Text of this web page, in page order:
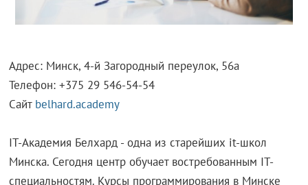
Адрес: Минск, 4-й Загородный переулок, 56а
Телефон: +375 29 546-54-54
Сайт belhard.academy
IT-Академия Белхард - одна из старейших it-школ
Минска. Сегодня центр обучает востребованным IT-
специальностям. Курсы программирования в Минске